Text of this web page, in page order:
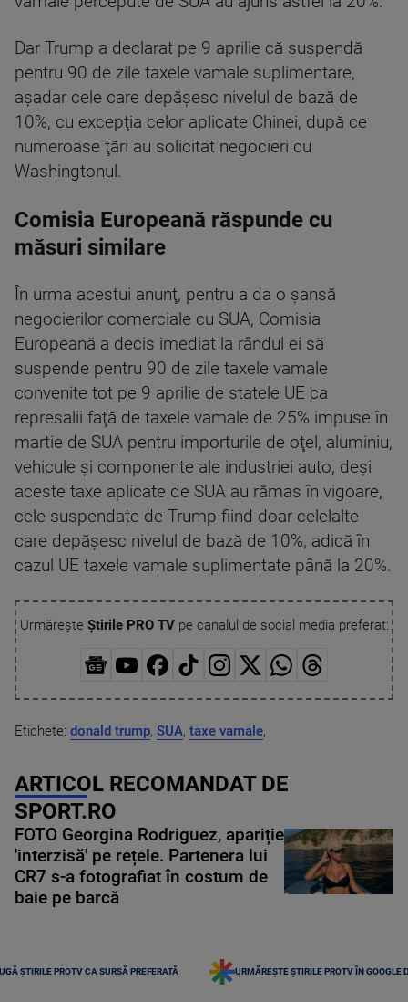
Dar Trump a declarat pe 9 aprilie că suspendă
pentru 90 de zile taxele vamale suplimentare,
aşadar cele care depăşesc nivelul de bază de
10%, cu excepţia celor aplicate Chinei, după ce
numeroase ţări au solicitat negocieri cu
Washingtonul.
Comisia Europeană răspunde cu
măsuri similare
În urma acestui anunţ, pentru a da o şansă
negocierilor comerciale cu SUA, Comisia
Europeană a decis imediat la rândul ei să
suspende pentru 90 de zile taxele vamale
convenite tot pe 9 aprilie de statele UE ca
represalii faţă de taxele vamale de 25% impuse în
martie de SUA pentru importurile de oţel, aluminiu,
vehicule şi componente ale industriei auto, deşi
aceste taxe aplicate de SUA au rămas în vigoare,
cele suspendate de Trump fiind doar celelalte
care depăşesc nivelul de bază de 10%, adică în
cazul UE taxele vamale suplimentate până la 20%.
Urmărește Știrile PRO TVpe canalul de social media preferat:
Etichete: donald trump, SUA, taxe vamale,
ARTICOL RECOMANDAT DE
SPORT.RO
FOTO Georgina Rodriguez, apariție
'interzisă' pe rețele. Partenera lui
CR7 s-a fotografiat în costum de
baie pe barcă
ȘTIRILE PROTV CA SURSĂ PREFERATĂ URMĂREȘTE ȘTIRILE PROTV ÎN GOOGLE